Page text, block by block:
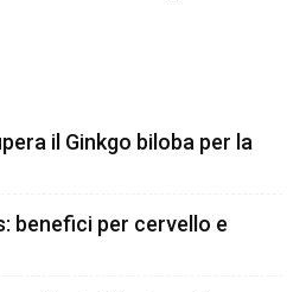
il Ginkgo biloba per la
benefici per cervello e